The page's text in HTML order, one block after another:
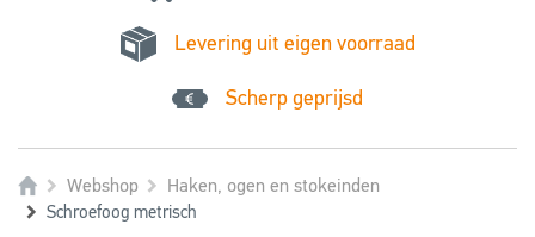
Levering uit eigen voorraad
Scherp geprijsd
Webshop Haken, ogen en stokeinden
Schroefoog metrisch